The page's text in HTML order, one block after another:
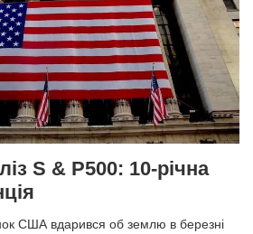
S & P500: 10-річна
США вдарився об землю в березні